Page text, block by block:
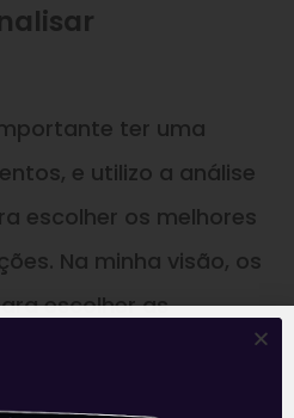
ter uma
e utilizo a análise
escolher os melhores
Na minha visão, os
escolher as